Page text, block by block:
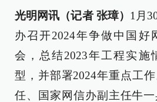
光明网讯（记者 张璋） 1月
办召开2024年争做中国好
会，总结2023年工程实施
型，并部署2024年重点工
任、国家网信办副主任牛